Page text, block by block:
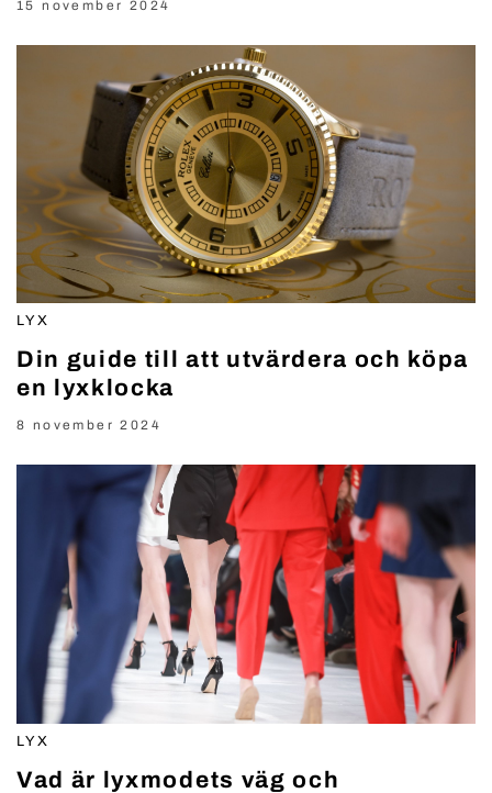
15 november 2024
LYX
Din guide till att utvärdera och köpa
en lyxklocka
8 november 2024
LYX
Vad är lyxmodets väg och